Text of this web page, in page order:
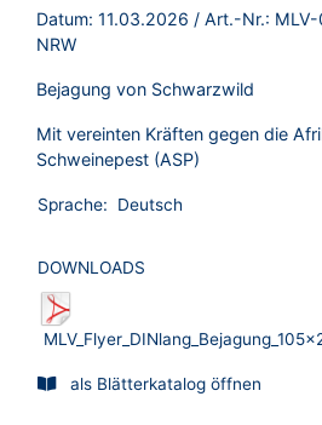
Datum: 11.03.2026 / Art.-Nr.:
NRW
Bejagung von Schwarzwild
Mit vereinten Kräften gegen die
Schweinepest (ASP)
Sprache: Deutsch
DOWNLOADS
als Blätterkatalog öffnen